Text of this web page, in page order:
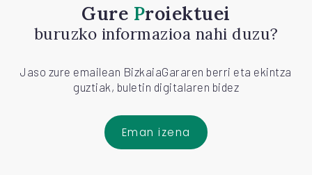
Gure Proiektuei
buruzko informazioa nahi duzu?
Jaso zure emailean BizkaiaGararen berri eta ekintza
guztiak, buletin digitalaren bidez
Eman izena